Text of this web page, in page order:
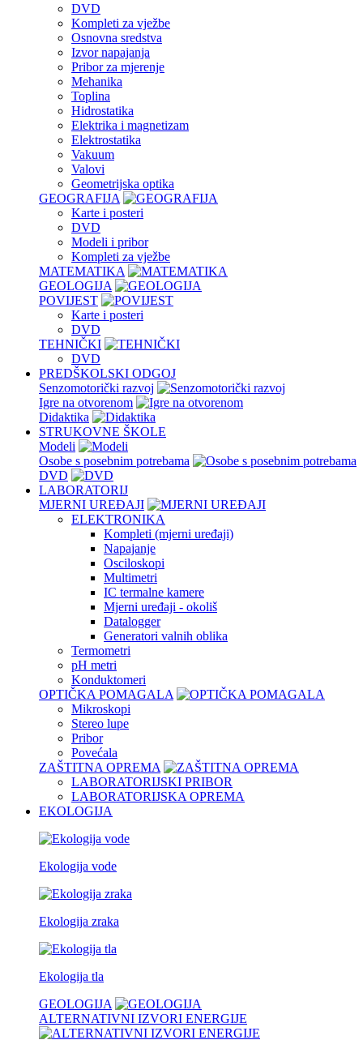
DVD
Kompleti za vježbe
Osnovna sredstva
Izvor napajanja
Pribor za mjerenje
Mehanika
Toplina
Hidrostatika
Elektrika i magnetizam
Elektrostatika
Vakuum
Valovi
Geometrijska optika
GEOGRAFIJA
Karte i posteri
DVD
Modeli i pribor
Kompleti za vježbe
MATEMATIKA
GEOLOGIJA
POVIJEST
Karte i posteri
DVD
TEHNIČKI
DVD
PREDŠKOLSKI ODGOJ
Senzomotorički razvoj
Igre na otvorenom
Didaktika
STRUKOVNE ŠKOLE
Modeli
Osobe s posebnim potrebama
DVD
LABORATORIJ
MJERNI UREĐAJI
ELEKTRONIKA
Kompleti (mjerni uređaji)
Napajanje
Osciloskopi
Multimetri
IC termalne kamere
Mjerni uređaji - okoliš
Datalogger
Generatori valnih oblika
Termometri
pH metri
Konduktomeri
OPTIČKA POMAGALA
Mikroskopi
Stereo lupe
Pribor
Povećala
ZAŠTITNA OPREMA
LABORATORIJSKI PRIBOR
LABORATORIJSKA OPREMA
EKOLOGIJA
Ekologija vode
Ekologija zraka
Ekologija tla
GEOLOGIJA
ALTERNATIVNI IZVORI ENERGIJE